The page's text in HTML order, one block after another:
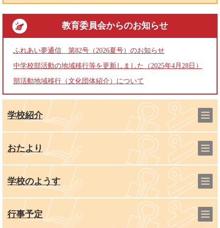
教育委員会からのお知らせ
ふれあい夢通信 第82号（2026夏号）のお知らせ
中学校部活動の地域移行等を更新しました（2025年4月28日）
部活動地域移行（文化団体紹介）について
学校紹介
おたより
学校のようす
行事予定